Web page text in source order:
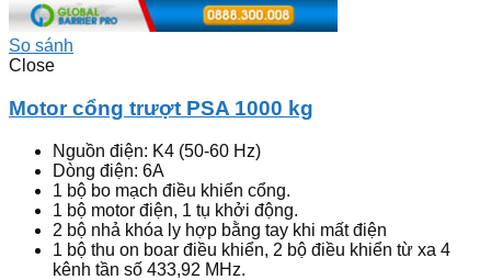
So sánh
Close
Motor cổng trượt PSA 1000 kg
Nguồn điện: K4 (50-60 Hz)
Dòng điện: 6A
1 bộ bo mạch điều khiển cổng.
1 bộ motor điện, 1 tụ khởi động.
2 bộ nhả khóa ly hợp bằng tay khi mất điện
1 bộ thu on boar điều khiển, 2 bộ điều khiển từ xa 4
kênh tần số 433,92 MHz.